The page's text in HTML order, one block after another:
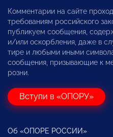
Комментарии на сайте
требованиям российского
публикуем сообщения,
и/или оскорбления, даже в
тире и любыми иными
сообщения, призывающие к
розни.
Вступи в «ОПОРУ»
Об «ОПОРЕ РОССИИ»